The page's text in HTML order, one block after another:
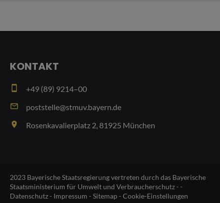
KONTAKT
smartphone +49 (89) 9214–00
email poststelle@stmuv.bayern.de
place Rosenkavalierplatz 2, 81925 München
2023 Bayerische Staatsregierung vertreten durch das Bayerische
Staatsministerium für Umwelt und Verbraucherschutz - -
Datenschutz- Impressum - Sitemap- Cookie-Einstellungen